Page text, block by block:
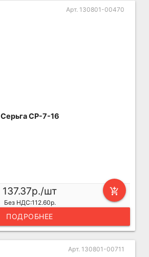
Арт. 130801-00470
Серьга СР-7-16
add_shopping_cart
137.37р./шт
Без НДС:112.60р.
ПОДРОБНЕЕ
Арт. 130801-00711